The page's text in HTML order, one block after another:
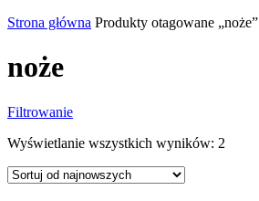
Strona główna Produkty otagowane „noże”
noże
Filtrowanie
Wyświetlanie wszystkich wyników: 2